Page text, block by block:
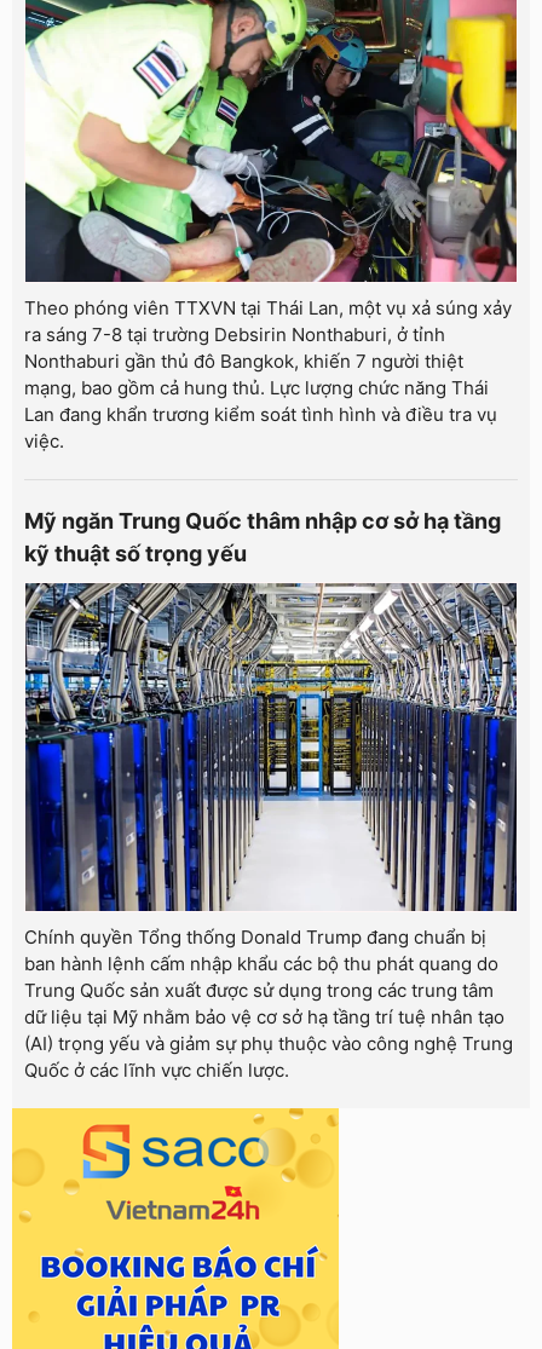
Theo phóng viên TTXVN tại Thái Lan, một vụ xả súng xảy
ra sáng 7-8 tại trường Debsirin Nonthaburi, ở tỉnh
Nonthaburi gần thủ đô Bangkok, khiến 7 người thiệt
mạng, bao gồm cả hung thủ. Lực lượng chức năng Thái
Lan đang khẩn trương kiểm soát tình hình và điều tra vụ
việc.
Mỹ ngăn Trung Quốc thâm nhập cơ sở hạ tầng
kỹ thuật số trọng yếu
Chính quyền Tổng thống Donald Trump đang chuẩn bị
ban hành lệnh cấm nhập khẩu các bộ thu phát quang do
Trung Quốc sản xuất được sử dụng trong các trung tâm
dữ liệu tại Mỹ nhằm bảo vệ cơ sở hạ tầng trí tuệ nhân tạo
(AI) trọng yếu và giảm sự phụ thuộc vào công nghệ Trung
Quốc ở các lĩnh vực chiến lược.